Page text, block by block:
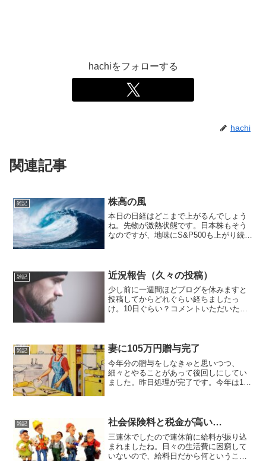
hachiをフォローする
hachi
関連記事
雑記 株高の風
本日の日経はどこまで上がるんでしょう
ね。先物が激熱状態です。日本株もそう
なのですが、地味にS&P500も上がり続け
はあと120万...
雑記 近況報告（久々の投稿）
少し前に一週間ほどブログを休みますと
投稿してからどれぐらい経ちましたっ
け。10日ぐらい？コメントいただいた
たわ。なんかスゲー長か...
雑記 妻に105万円贈与完了
今年分の贈与をしなきゃと思いつつ、
細々とやることがあって後回しにしてい
ました。昨日処理が完了です。今年は105
ので、適当な金額にして...
雑記 社会保険料と税金が高い…
三連休でしたので連休前に給料が振り込
まれましたね。日々の生活費に困窮して
いないので、給料日だから何ということ